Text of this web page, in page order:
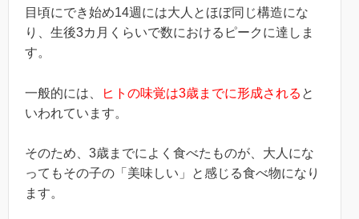
目頃にでき始め14週には大人とほぼ同じ構造にな
り、生後3カ月くらいで数におけるピークに達しま
す。
一般的には、 ヒトの味覚は3歳までに形成される と
いわれています。
そのため、3歳までによく食べたものが、大人にな
ってもその子の「美味しい」と感じる食べ物になり
ます。